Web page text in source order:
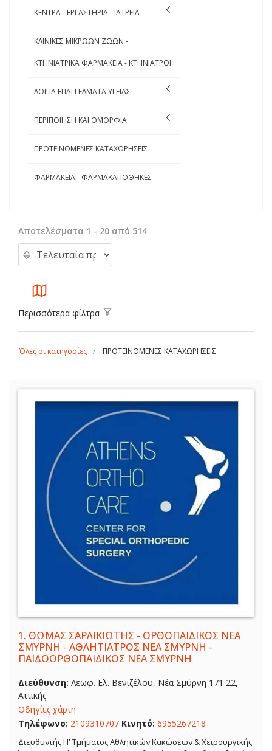
ΚΕΝΤΡΑ - ΕΡΓΑΣΤΗΡΙΑ - ΙΑΤΡΕΙΑ
ΚΛΙΝΙΚΕΣ ΜΙΚΡΩΩΝ ΖΩΩΝ -
ΚΤΗΝΙΑΤΡΙΚΑ ΦΑΡΜΑΚΕΙΑ - ΚΤΗΝΙΑΤΡΟΙ
ΛΟΙΠΑ ΕΠΑΓΓΕΛΜΑΤΑ ΥΓΕΙΑΣ
ΠΕΡΙΠΟΙΗΣΗ ΚΑΙ ΟΜΟΡΦΙΑ
ΠΡΟΤΕΙΝΟΜΕΝΕΣ ΚΑΤΑΧΩΡΗΣΕΙΣ
ΦΑΡΜΑΚΕΙΑ - ΦΑΡΜΑΚΑΠΟΘΗΚΕΣ
Αποτελέσματα 1 - 20 από 514
Περισσότερα φίλτρα
Όλες οι κατηγορίες ΠΡΟΤΕΙΝΟΜΕΝΕΣ ΚΑΤΑΧΩΡΗΣΕΙΣ
1. ΘΩΜΑΣ ΣΑΡΛΙΚΙΩΤΗΣ - ΟΡΘΟΠΑΙΔΙΚΟΣ ΝΕΑ
ΣΜΥΡΝΗ - ΑΘΛΗΤΙΑΤΡΟΣ ΝΕΑ ΣΜΥΡΝΗ -
ΠΑΙΔΟΟΡΘΟΠΑΙΔΙΚΟΣ ΝΕΑ ΣΜΥΡΝΗ
Διεύθυνση: Λεωφ. Ελ. Βενιζέλου, Νέα Σμύρνη 171 22,
Αττικής
Οδηγίες χάρτη
Τηλέφωνο: 2109310707 Κινητό: 6955267218
Διευθυντής Η' Τμήματος Αθλητικών Κακώσεων & Χειρουργικής